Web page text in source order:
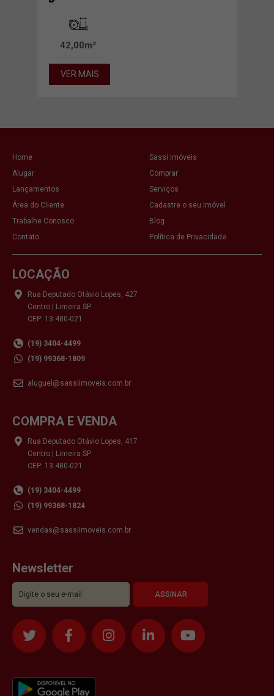
42,00m²
VER MAIS
Home
Sassi Imóveis
Alugar
Comprar
Lançamentos
Serviços
Área do Cliente
Cadastre o seu Imóvel
Trabalhe Conosco
Blog
Contato
Política de Privacidade
LOCAÇÃO
Rua Deputado Otávio Lopes, 427
Centro | Limeira SP
CEP: 13.480-021
(19) 3404-4499
(19) 99368-1809
aluguel@sassiimoveis.com.br
COMPRA E VENDA
Rua Deputado Otávio Lopes, 417
Centro | Limeira SP
CEP: 13.480-021
(19) 3404-4499
(19) 99368-1824
vendas@sassiimoveis.com.br
Newsletter